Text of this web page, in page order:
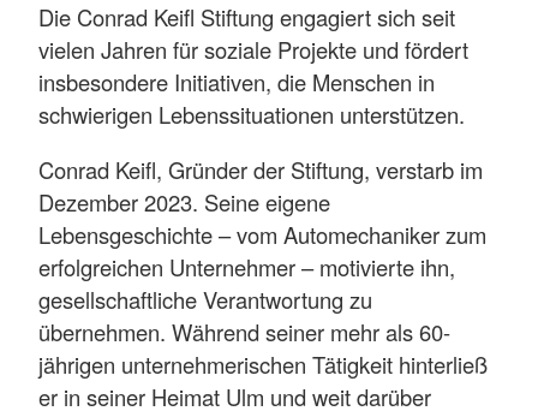
Die Conrad Keifl Stiftung engagiert sich seit
vielen Jahren für soziale Projekte und fördert
insbesondere Initiativen, die Menschen in
schwierigen Lebenssituationen unterstützen.
Conrad Keifl, Gründer der Stiftung, verstarb im
Dezember 2023. Seine eigene
Lebensgeschichte – vom Automechaniker zum
erfolgreichen Unternehmer – motivierte ihn,
gesellschaftliche Verantwortung zu
übernehmen. Während seiner mehr als 60-
jährigen unternehmerischen Tätigkeit hinterließ
er in seiner Heimat Ulm und weit darüber